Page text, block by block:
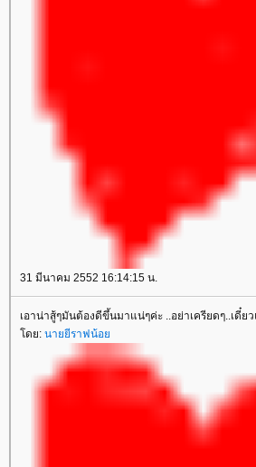
31 มีนาคม 2552 16:14:15 น.
เอาน่าสู้ๆมันต้องดีขึ้นมาแน่ๆค่ะ ..อย่าเครียดๆ..เดี๋ย
ดย: นายยีราฟน้อ